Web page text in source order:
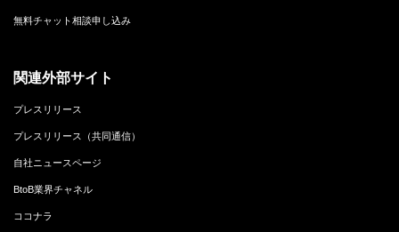
無料チャット相談申し込み
関連外部サイト
プレスリリース
プレスリリース（共同通信）
自社ニュースページ
BtoB業界チャネル
ココナラ